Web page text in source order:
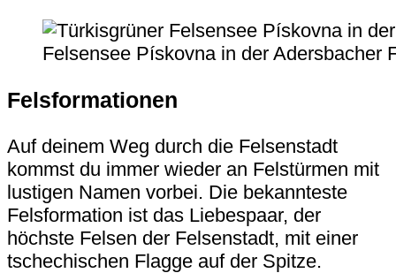
Felsensee Pískovna in der Adersbacher
Felsformationen
Auf deinem Weg durch die Felsenstadt
kommst du immer wieder an Felstürmen mit
lustigen Namen vorbei. Die bekannteste
Felsformation ist das Liebespaar, der
höchste Felsen der Felsenstadt, mit einer
tschechischen Flagge auf der Spitze.